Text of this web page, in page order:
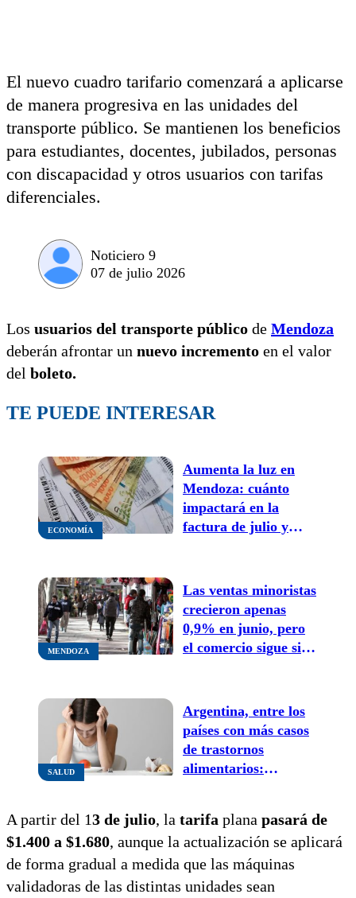
El nuevo cuadro tarifario comenzará a aplicarse
de manera progresiva en las unidades del
transporte público. Se mantienen los beneficios
para estudiantes, docentes, jubilados, personas
con discapacidad y otros usuarios con tarifas
diferenciales.
Noticiero 9
07 de julio 2026
Los usuarios del transporte público de Mendoza
deberán afrontar un nuevo incremento en el valor
del boleto.
TE PUEDE INTERESAR
ECONOMÍA
Aumenta la luz en
Mendoza: cuánto
impactará en la
factura de julio y
MENDOZA
Las ventas minoristas
crecieron apenas
0,9% en junio, pero
el comercio sigue sin
baja
SALUD
Argentina, entre los
países con más casos
de trastornos
alimentarios:
adolescentes
A partir del 13 de julio, la tarifa plana pasará de
$1.400 a $1.680, aunque la actualización se aplicará
de forma gradual a medida que las máquinas
validadoras de las distintas unidades sean